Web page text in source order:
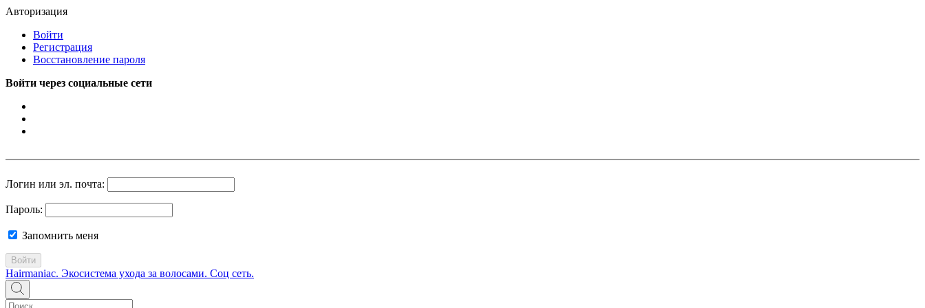
Авторизация
Войти
Регистрация
Восстановление пароля
Войти через социальные сети
Логин или эл. почта:
Пароль:
Запомнить меня
Войти
Hairmaniac. Экосистема ухода за волосами. Соц сеть.